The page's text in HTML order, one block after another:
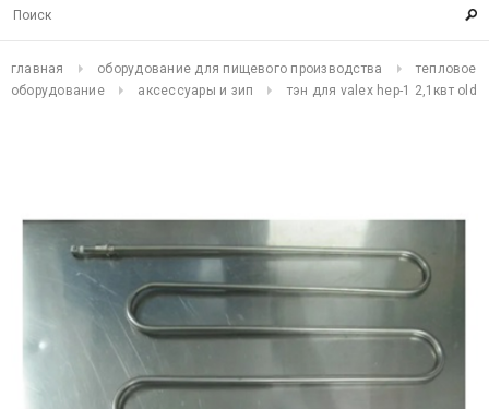
главная оборудование для пищевого производства
тепловое
оборудование
аксессуары и зип тэн для valex hep-1 2,1квт old